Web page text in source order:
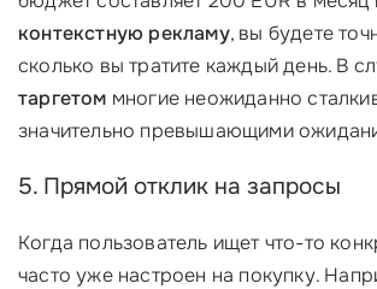
контекстную рекламу, вы будете
сколько вы тратите каждый день. В
таргетом многие неожиданно
значительно превышающими
5. Прямой отклик на запросы
Когда пользователь ищет что-то
часто уже настроен на покупку.